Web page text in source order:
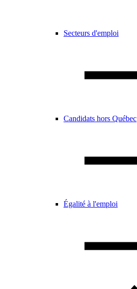
Secteurs d'emploi
Candidats hors Québec
Égalité à l'emploi